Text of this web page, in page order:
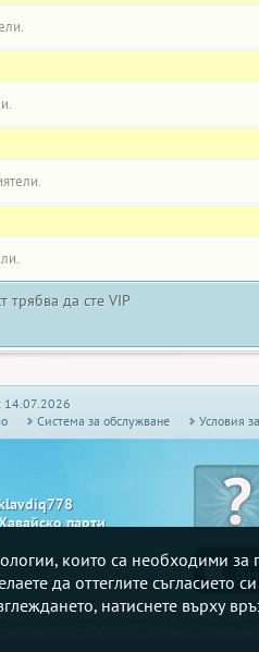
трябва да сте VIP
които са необходими
да оттеглите съгласието
натиснете върху
14.07.2026
Системa за обслужване Условия
парти
Табла - Комбинирана